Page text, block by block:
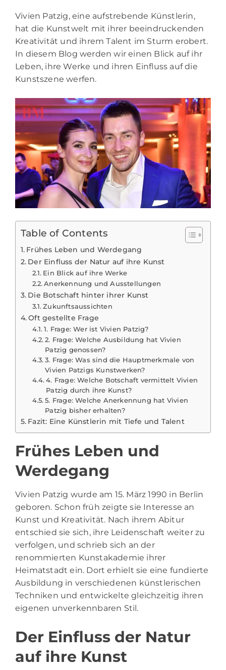
Vivien Patzig, eine aufstrebende Künstlerin,
hat die Kunstwelt mit ihrer beeindruckenden
Kreativität und ihrem Talent im Sturm erobert.
In diesem Blog werden wir einen Blick auf ihr
Leben, ihre Werke und ihren Einfluss auf die
Kunstszene werfen.
Table of Contents
Frühes Leben und Werdegang
Der Einfluss der Natur auf ihre Kunst
Ein Blick auf ihre Werke
Anerkennung und Ausstellungen
Die Botschaft hinter ihrer Kunst
Zukunftsaussichten
Oft gestellte Frage
1. Frage: Wer ist Vivien Patzig?
2. Frage: Welche Ausbildung hat Vivien
Patzig genossen?
3. Frage: Was sind die Hauptmerkmale von
Vivien Patzigs Kunstwerken?
4. Frage: Welche Botschaft vermittelt Vivien
Patzig durch ihre Kunst?
5. Frage: Welche Anerkennung hat Vivien
Patzig bisher erhalten?
Fazit: Eine Künstlerin mit Tiefe und Talent
Frühes Leben und
Werdegang
Vivien Patzig wurde am 15. März 1990 in Berlin
geboren. Schon früh zeigte sie Interesse an
Kunst und Kreativität. Nach ihrem Abitur
entschied sie sich, ihre Leidenschaft weiter zu
verfolgen, und schrieb sich an der
renommierten Kunstakademie ihrer
Heimatstadt ein. Dort erhielt sie eine fundierte
Ausbildung in verschiedenen künstlerischen
Techniken und entwickelte gleichzeitig ihren
eigenen unverkennbaren Stil.
Der Einfluss der Natur
auf ihre Kunst